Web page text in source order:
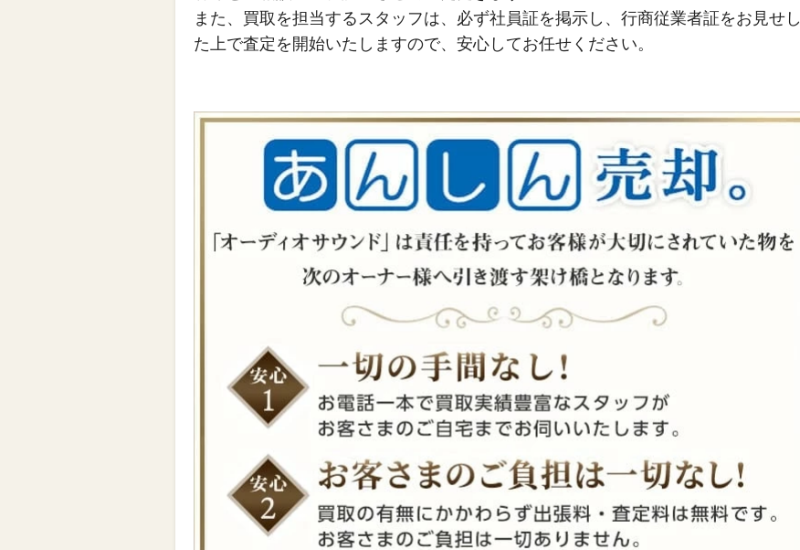
また、買取を担当するスタッフは、必ず社員証を掲示し、行商従業者証をお見せし
た上で査定を開始いたしますので、安心してお任せください。